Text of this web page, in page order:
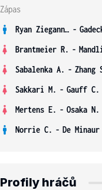
Zápas
Ryan Ziegann S. -
Brantmeier R. -
Sabalenka A. - Zhang
Sakkari M. - Gauff C.
Mertens E. - Osaka N.
Norrie C. - De
Profily hráčů